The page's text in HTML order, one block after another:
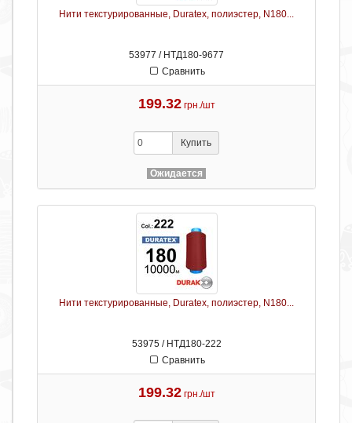
Нити текстурированные, Duratex, полиэстер, N180...
53977 / НТД180-9677
Сравнить
199.32 грн./шт
Купить
Ожидается
Нити текстурированные, Duratex, полиэстер, N180...
53975 / НТД180-222
Сравнить
199.32 грн./шт